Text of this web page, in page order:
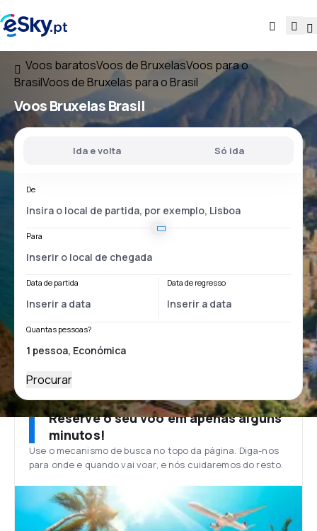
Voos baratosVoos de BruxelasVoos para o
BrasilVoos de Bruxelas para o Brasil
VoosBruxelas Brasil
Ida e volta Só ida
De
Para
Data de partida Data de regresso
Quantas pessoas?
Procurar
Reserve o seu voo em apenas alguns
minutos!
Use o mecanismo de busca no topo da página. Diga-nos
para onde e quando vai voar, e nós cuidaremos do resto.